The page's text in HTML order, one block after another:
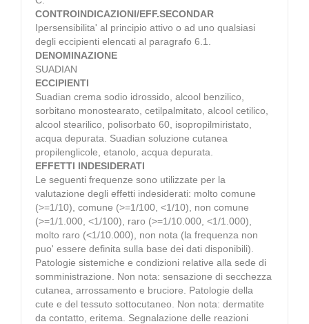
CONTROINDICAZIONI/EFF.SECONDAR
Ipersensibilita' al principio attivo o ad uno qualsiasi
degli eccipienti elencati al paragrafo 6.1.
DENOMINAZIONE
SUADIAN
ECCIPIENTI
Suadian crema sodio idrossido, alcool benzilico,
sorbitano monostearato, cetilpalmitato, alcool cetilico,
alcool stearilico, polisorbato 60, isopropilmiristato,
acqua depurata. Suadian soluzione cutanea
propilenglicole, etanolo, acqua depurata.
EFFETTI INDESIDERATI
Le seguenti frequenze sono utilizzate per la
valutazione degli effetti indesiderati: molto comune
(>=1/10), comune (>=1/100, <1/10), non comune
(>=1/1.000, <1/100), raro (>=1/10.000, <1/1.000),
molto raro (<1/10.000), non nota (la frequenza non
puo' essere definita sulla base dei dati disponibili).
Patologie sistemiche e condizioni relative alla sede di
somministrazione. Non nota: sensazione di secchezza
cutanea, arrossamento e bruciore. Patologie della
cute e del tessuto sottocutaneo. Non nota: dermatite
da contatto, eritema. Segnalazione delle reazioni